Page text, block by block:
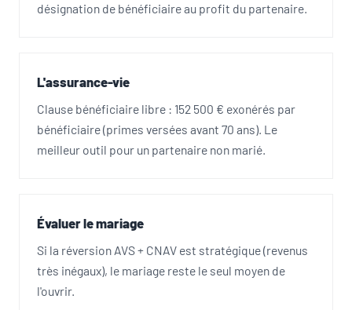
désignation de bénéficiaire au profit du partenaire.
L'assurance-vie
Clause bénéficiaire libre : 152 500 € exonérés par
bénéficiaire (primes versées avant 70 ans). Le
meilleur outil pour un partenaire non marié.
Évaluer le mariage
Si la réversion AVS + CNAV est stratégique (revenus
très inégaux), le mariage reste le seul moyen de
l'ouvrir.